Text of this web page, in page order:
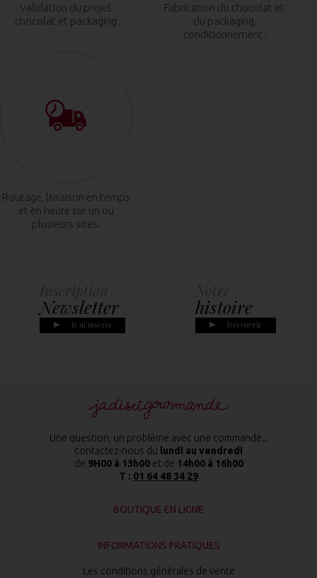
Validation du projet
chocolat et packaging
Fabrication du chocolat et
du packaging,
conditionnement.
Routage, livraison en temps
et en heure sur un ou
plusieurs sites.
Newsletter
Je m'inscris
histoire
Découvrir
Une question, un problème avec une commande...
contactez-nous du lundi au vendredi
de 9H00 à 13h00et de 14h00 à 16h00
T : 01 64 48 34 29
BOUTIQUE EN LIGNE
INFORMATIONS PRATIQUES
Les conditions générales de vente